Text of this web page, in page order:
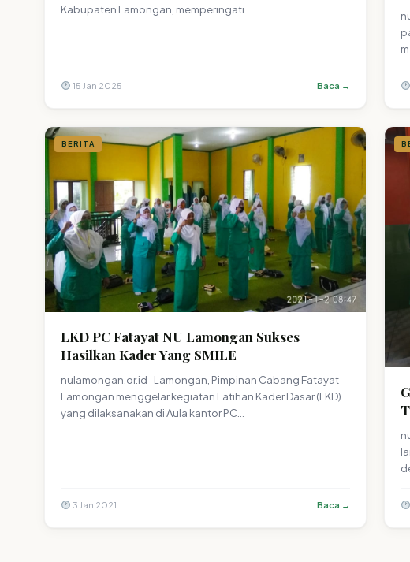
Kabupaten Lamongan, memperingati…
15 Jan 2025 Baca →
BERITA
LKD PC Fatayat NU Lamongan Sukses
Hasilkan Kader Yang SMILE
nulamongan.or.id- Lamongan, Pimpinan Cabang Fatayat
Lamongan menggelar kegiatan Latihan Kader Dasar (LKD)
yang dilaksanakan di Aula kantor PC…
3 Jan 2021 Baca →